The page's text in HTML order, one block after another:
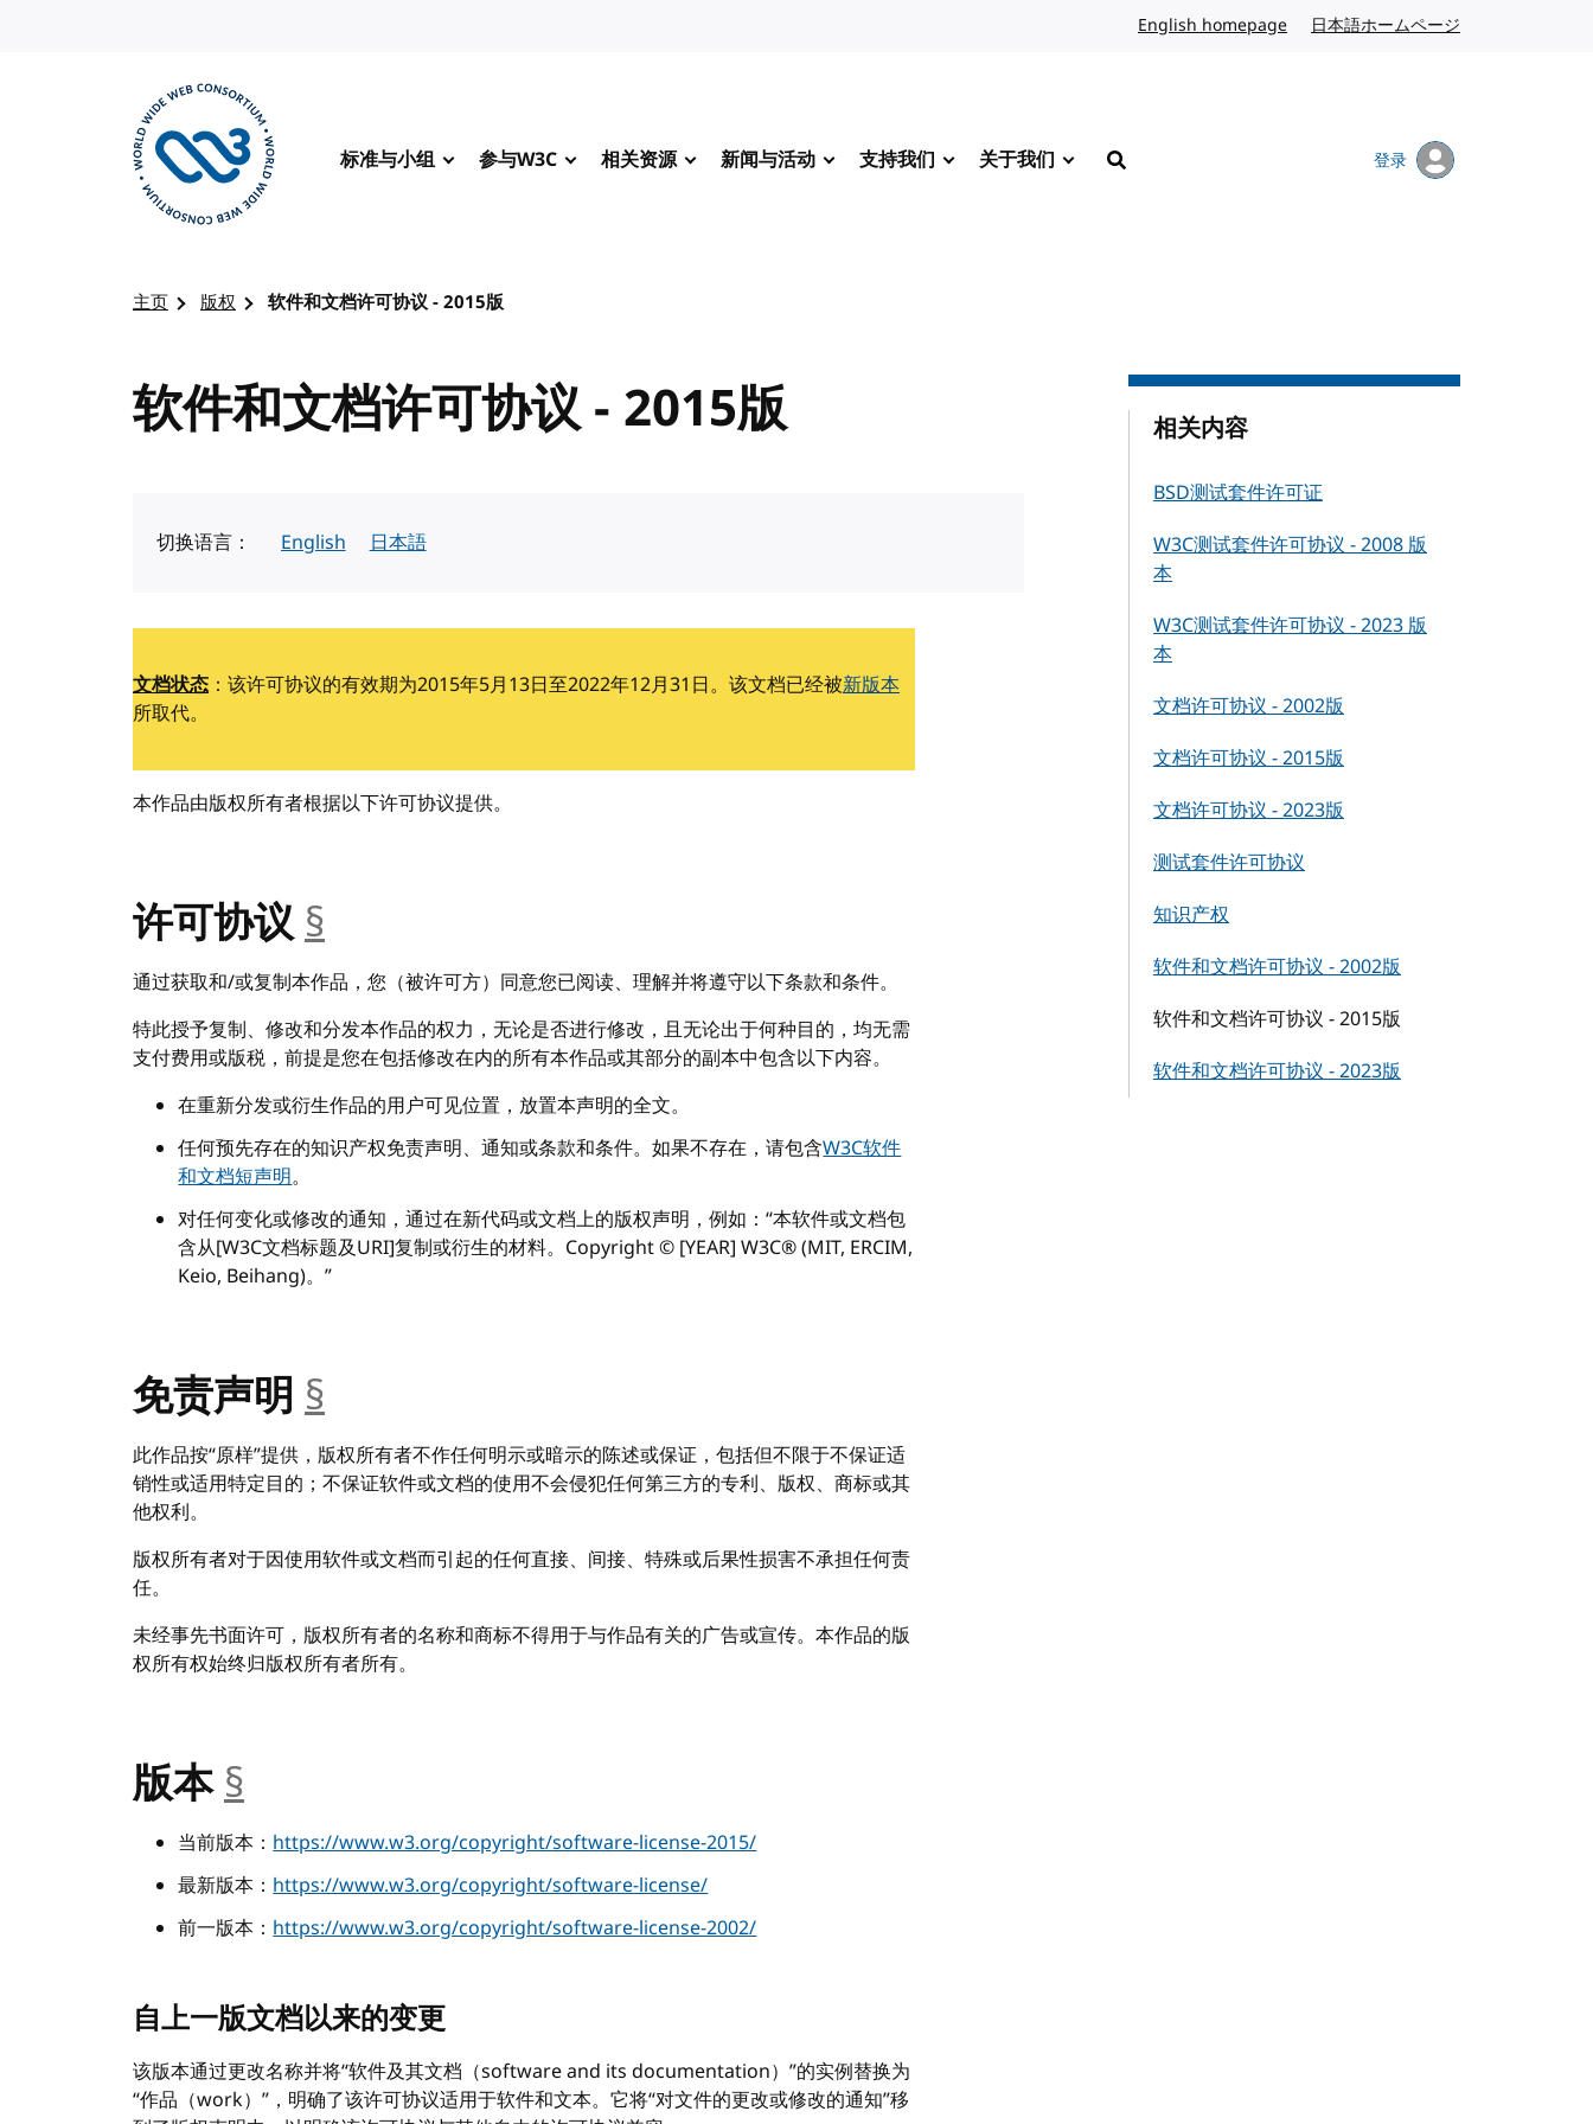
English homepage 英文日本語ホームページ
标准与小组 参与W3C 相关资源 新闻与活动 支持我们 关于我们
搜索
登录
主页 版权 软件和文档许可协议 - 2015版
软件和文档许可协议 - 2015版
切换语言： English 日本語
文档状态：该许可协议的有效期为2015年5月13日至2022年12月31日。该文档已经被新版本
所取代。
本作品由版权所有者根据以下许可协议提供。
许可协议§
通过获取和/或复制本作品，您（被许可方）同意您已阅读、理解并将遵守以下条款和条件。
特此授予复制、修改和分发本作品的权力，无论是否进行修改，且无论出于何种目的，均无需
支付费用或版税，前提是您在包括修改在内的所有本作品或其部分的副本中包含以下内容。
在重新分发或衍生作品的用户可见位置，放置本声明的全文。
任何预先存在的知识产权免责声明、通知或条款和条件。如果不存在，请包含W3C软件
和文档短声明。
对任何变化或修改的通知，通过在新代码或文档上的版权声明，例如：“本软件或文档包
含从[W3C文档标题及URI]复制或衍生的材料。Copyright © [YEAR] W3C® (MIT, ERCIM,
Keio, Beihang)。”
免责声明 §
此作品按“原样”提供，版权所有者不作任何明示或暗示的陈述或保证，包括但不限于不保证适
销性或适用特定目的；不保证软件或文档的使用不会侵犯任何第三方的专利、版权、商标或其
他权利。
版权所有者对于因使用软件或文档而引起的任何直接、间接、特殊或后果性损害不承担任何责
任。
未经事先书面许可，版权所有者的名称和商标不得用于与作品有关的广告或宣传。本作品的版
权所有权始终归版权所有者所有。
版本§
当前版本：https://www.w3.org/copyright/software-license-2015/
最新版本：https://www.w3.org/copyright/software-license/
前一版本：https://www.w3.org/copyright/software-license-2002/
自上一版文档以来的变更
该版本通过更改名称并将“软件及其文档（software and its documentation）”的实例替换为
“作品（work）”，明确了该许可协议适用于软件和文本。它将“对文件的更改或修改的通知”移
相关内容
BSD测试套件许可证
W3C测试套件许可协议 - 2008 版
本
W3C测试套件许可协议 - 2023 版
本
文档许可协议 - 2002版
文档许可协议 - 2015版
文档许可协议 - 2023版
测试套件许可协议
知识产权
软件和文档许可协议 - 2002版
软件和文档许可协议 - 2015版
软件和文档许可协议 - 2023版